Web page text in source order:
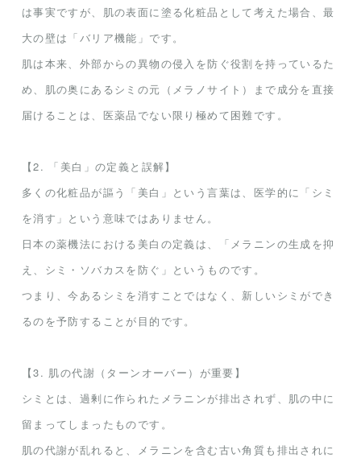
は事実ですが、肌の表面に塗る化粧品として考えた場合、最
大の壁は「バリア機能」です。
肌は本来、外部からの異物の侵入を防ぐ役割を持っているた
め、肌の奥にあるシミの元（メラノサイト）まで成分を直接
届けることは、医薬品でない限り極めて困難です。
【2. 「美白」の定義と誤解】
多くの化粧品が謳う「美白」という言葉は、医学的に「シミ
を消す」という意味ではありません。
日本の薬機法における美白の定義は、「メラニンの生成を抑
え、シミ・ソバカスを防ぐ」というものです。
つまり、今あるシミを消すことではなく、新しいシミができ
るのを予防することが目的です。
【3. 肌の代謝（ターンオーバー）が重要】
シミとは、過剰に作られたメラニンが排出されず、肌の中に
留まってしまったものです。
肌の代謝が乱れると、メラニンを含む古い角質も排出されに